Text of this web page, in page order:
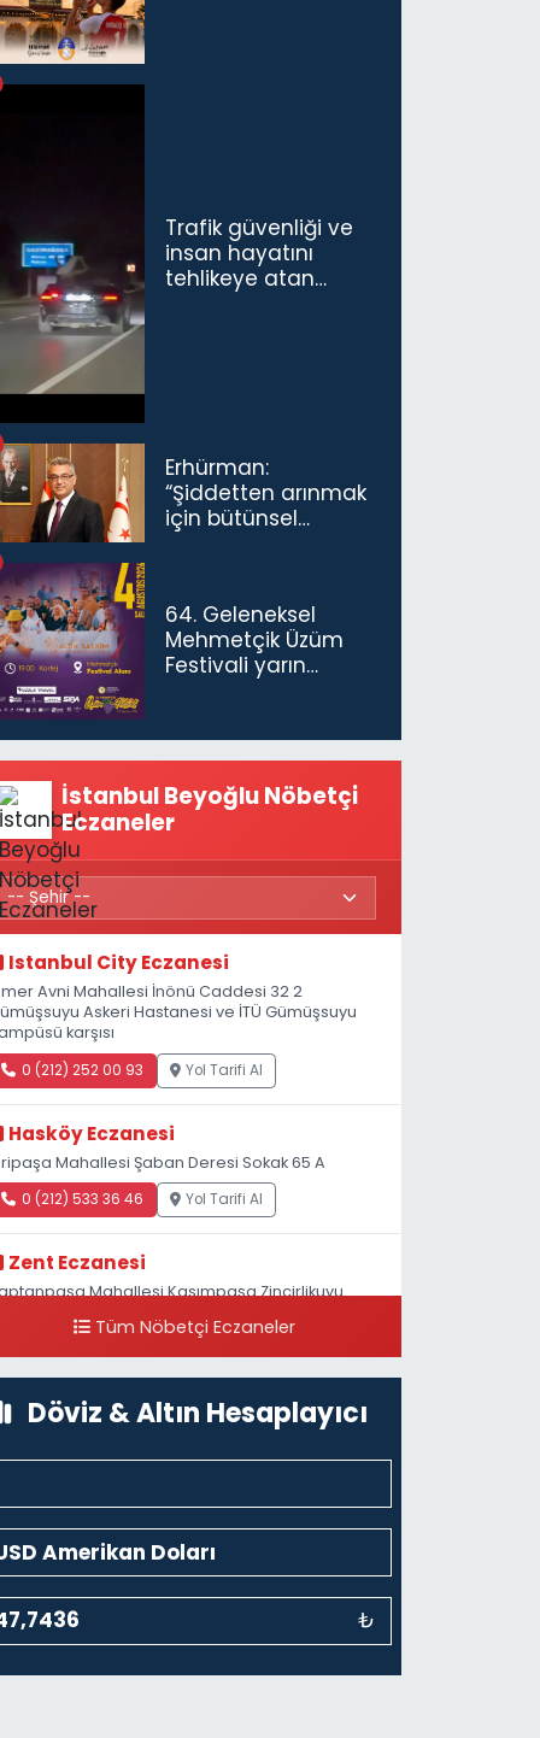
Trafik güvenliği ve
insan hayatını
tehlikeye atan
Erhürman:
“Şiddetten arınmak
için bütünsel
64. Geleneksel
Mehmetçik Üzüm
Festivali yarın
İstanbul Beyoğlu Nöbetçi
Eczaneler
Istanbul City Eczanesi
Avni Mahallesi İnönü Caddesi 32 2
Askeri Hastanesi ve İTÜ Gümüşsuyu
karşısı
0 (212) 252 00 93 Yol Tarifi Al
Hasköy Eczanesi
Mahallesi Şaban Deresi Sokak 65 A
0 (212) 533 36 46 Yol Tarifi Al
Zent Eczanesi
Mahallesi Kasımpaşa Zincirlikuyu
Tüm Nöbetçi Eczaneler
Döviz & Altın Hesaplayıcı
₺